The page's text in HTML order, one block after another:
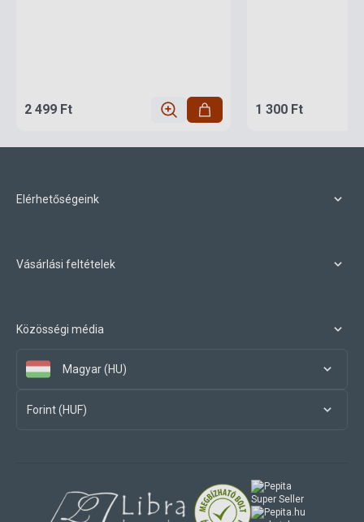
2 499 Ft 1 300 Ft
Elérhetőségeink
Vásárlási feltételek
Közösségi média
Magyar (HU)
Forint (HUF)